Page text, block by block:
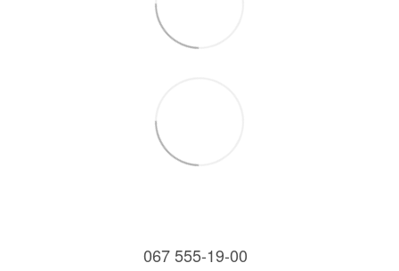
067 555-19-00